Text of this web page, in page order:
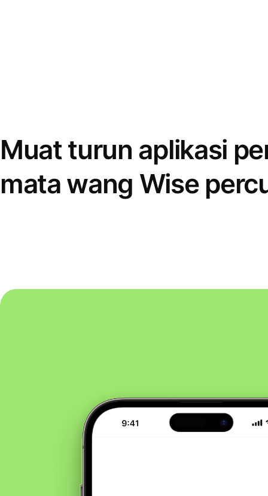
Muat turun aplikasi
mata wang Wise